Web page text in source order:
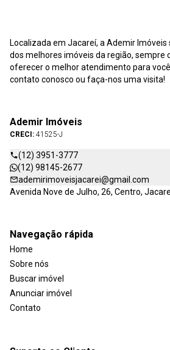
Localizada em Jacareí, a Ademir
dos melhores imóveis da região, sempre
oferecer o melhor atendimento para
contato conosco ou faça-nos uma visita!
Ademir Imóveis
CRECI: 41525-J
(12) 3951-3777
(12) 98145-2677
ademirimoveisjacarei@gmail.com
Avenida Nove de Julho, 26, Centro,
Navegação rápida
Home
Sobre nós
Buscar imóvel
Anunciar imóvel
Contato